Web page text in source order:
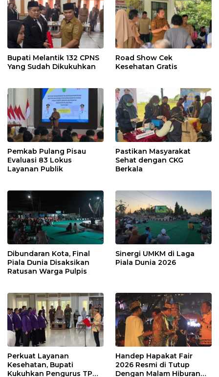
Bupati Melantik 132 CPNS
Yang Sudah Dikukuhkan
Road Show Cek
Kesehatan Gratis
Pemkab Pulang Pisau
Evaluasi 83 Lokus
Layanan Publik
Pastikan Masyarakat
Sehat dengan CKG
Berkala
Dibundaran Kota, Final
Piala Dunia Disaksikan
Ratusan Warga Pulpis
Sinergi UMKM di Laga
Piala Dunia 2026
Perkuat Layanan
Kesehatan, Bupati
Kukuhkan Pengurus TP
Handep Hapakat Fair
2026 Resmi di Tutup
Dengan Malam Hiburan